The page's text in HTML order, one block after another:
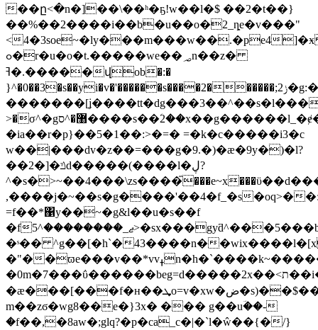
��ը<�n�]��\��ʰ�ҕ!w��l�$ ��2�t��}
��%��2����i��b�u��o�2_ȵe�v���"
<4�3soe~�ly���m���w��.�pe4]�ӿ޼
ߋ�r�u�o�t.�����we��؃n��z�
ߔ�.�����վob�:�
}^�0��3�s��yi�v�'������s����2������;ݫ2�g:���f�{��ʘo�m��l�{��ޟ����l�����2]�eݒ>���sh��
>�σ^�g޸�^ס����s��ؘ2��x��g������l_�ɇ��e�?
�ia��r�p}��5�1��:>�=� =�k�c�����i3�c
w��|���dv�z��=���g�9.�)�ӕ�9y�)�l?
��2�]�ݿd�����(����l�ڸ?
^�s�>~��4���\zs����໎
,����j�~��s�g����'��4�f_�s�oq>�
=f��*΁y��~�g&l��u�s��f
�fޖ_��������^5>�sx���gyƌ^���5���b_}
�ˢ�� ^g��[�h`�43����n�
�"��ϖe��
�v��*vvߪn�h�`����k
�ӕ���[���f�ʜ��ܜo=v�xw�ض�s)��$��������%o�vu��ʃ{��v���v�_y_��
m��zϭ�wg8��e�}3x� ��� g��uؔ��-
�f��,�8aw�;glq?�p�ca_c�|�`l�ŵ��{�/}